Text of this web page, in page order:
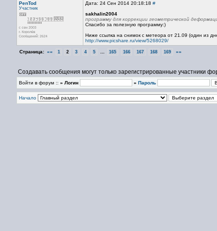
PenTod
Участник
с сен 2003
г. Королёв
Сообщений: 2624
Дата: 24 Сен 2014 20:18:18 #
sakhalin2004
программу для коррекции геометрической
Спасибо за полезную программу:)
Ниже ссылка на снимок с метеора от 21.09 (один из
http://www.picshare.ru/view/5268029/
Страница: «« 1 2 3 4 5 165 166 167 168 169 »»
Создавать сообщения могут только зарегистрированные участники
Войти в форум :: » Логин » Пароль
Начало